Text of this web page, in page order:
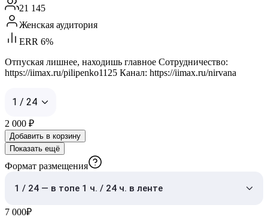
21 145
Женская аудитория
ERR 6%
Отпуская лишнее, находишь главное Сотрудничество:
https://iimax.ru/pilipenko1125 Канал: https://iimax.ru/nirvana
1 / 24
2 000 ₽
Добавить в корзину
Показать ещё
Формат размещения
1 / 24 — в топе 1 ч. / 24 ч. в ленте
7 000₽